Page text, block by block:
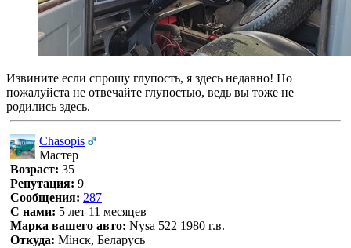
Извините если спрошу глупость, я здесь недавно! Но
пожалуйста не отвечайте глупостью, ведь вы тоже не
родились здесь.
Chasopis
Мастер
Возраст: 35
Репутация: 9
Сообщения: 287
С нами: 5 лет 11 месяцев
Марка вашего авто: Nysa 522 1980 г.в.
Откуда: Мінск, Беларусь